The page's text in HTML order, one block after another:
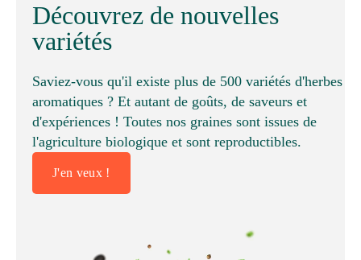
Découvrez de nouvelles
variétés
Saviez-vous qu'il existe plus de 500 variétés d'herbes
aromatiques ? Et autant de goûts, de saveurs et
d'expériences ! Toutes nos graines sont issues de
l'agriculture biologique et sont reproductibles.
J'en veux !